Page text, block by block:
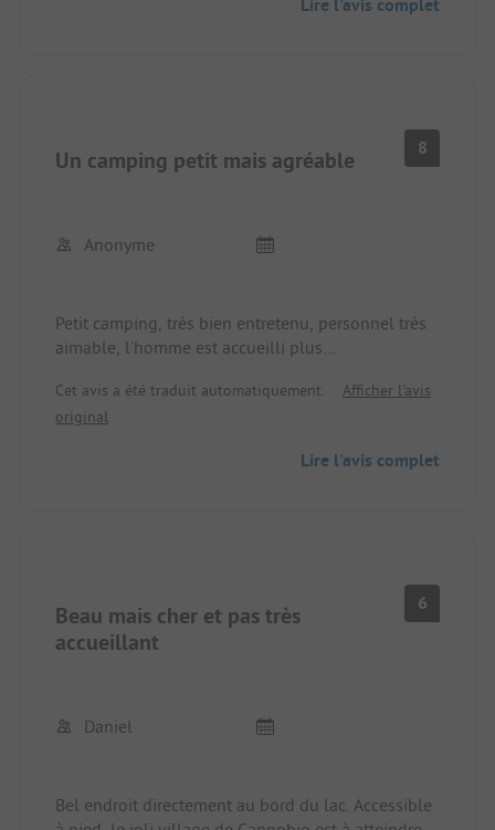
Lire l'avis complet
Un camping petit mais agréable 8
Anonyme
Petit camping, très bien entretenu, personnel très
aimable, l'homme est accueilli plus
patronne 🤷‍♂️
Cet avis a été traduit automatiquement.
Afficher l'avis
original
Lire l'avis complet
Beau mais cher et pas très
accueillant
6
Daniel
Bel endroit directement au bord du lac. Accessible